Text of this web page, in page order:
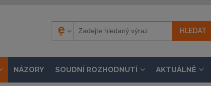
NÁZORY SOUDNÍ ROZHODNUTÍ AKTUÁLNĚ